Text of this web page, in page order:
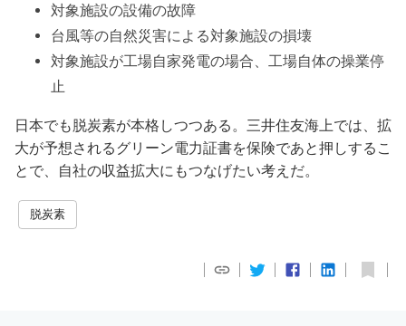
対象施設の設備の故障
台風等の自然災害による対象施設の損壊
対象施設が工場自家発電の場合、工場自体の操業停
止
日本でも脱炭素が本格しつつある。三井住友海上では、拡
大が予想されるグリーン電力証書を保険であと押しするこ
とで、自社の収益拡大にもつなげたい考えだ。
脱炭素